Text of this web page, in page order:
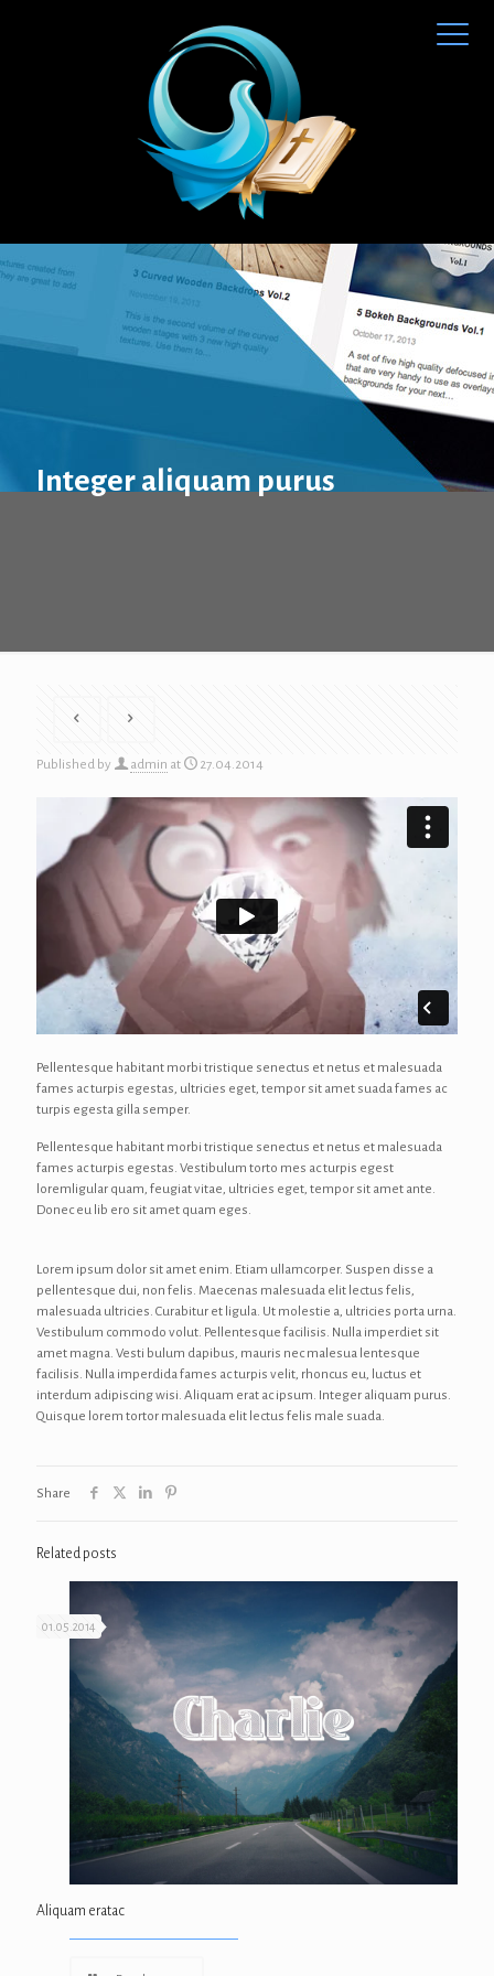
Integer aliquam purus
Published by admin at 27.04.2014
Pellentesque habitant morbi tristique senectus et netus et malesuada
fames ac turpis egestas, ultricies eget, tempor sit amet suada fames ac
turpis egesta gilla semper.
Pellentesque habitant morbi tristique senectus et netus et malesuada
fames ac turpis egestas. Vestibulum torto mes ac turpis egest
loremligular quam, feugiat vitae, ultricies eget, tempor sit amet ante.
Donec eu lib ero sit amet quam eges.
Lorem ipsum dolor sit amet enim. Etiam ullamcorper. Suspen disse a
pellentesque dui, non felis. Maecenas malesuada elit lectus felis,
malesuada ultricies. Curabitur et ligula. Ut molestie a, ultricies porta urna.
Vestibulum commodo volut. Pellentesque facilisis. Nulla imperdiet sit
amet magna. Vesti bulum dapibus, mauris nec malesua lentesque
facilisis. Nulla imperdida fames ac turpis velit, rhoncus eu, luctus et
interdum adipiscing wisi. Aliquam erat ac ipsum. Integer aliquam purus.
Quisque lorem tortor malesuada elit lectus felis male suada.
Share
Related posts
01.05.2014
Aliquam eratac